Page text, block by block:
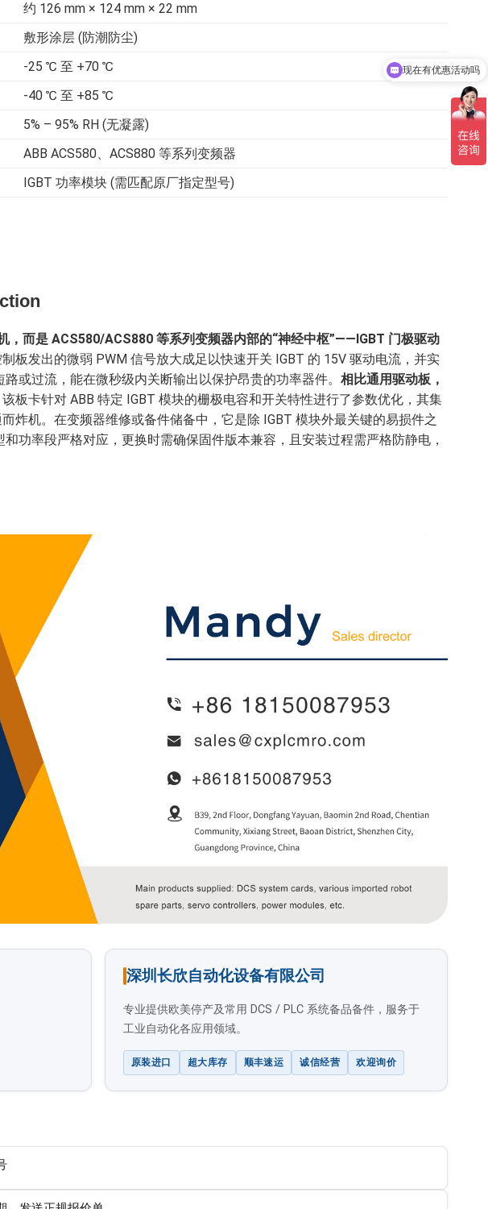
约 126 mm × 124 mm × 22 mm
敷形涂层 (防潮防尘)
-25 ℃ 至 +70 ℃
-40 ℃ 至 +85 ℃
5% – 95% RH (无凝露)
ABB ACS580、ACS880 等系列变频器
IGBT 功率模块 (需匹配原厂指定型号)
，而是 ACS580/ACS880 等系列变频器内部的“神经中枢”——IGBT 门极驱动
板发出的微弱 PWM 信号放大成足以快速开关 IGBT 的 15V 驱动电流，并实
或过流，能在微秒级内关断输出以保护昂贵的功率器件。 相比通用驱动板，
该板卡针对 ABB 特定 IGBT 模块的栅极电容和开关特性进行了参数优化，其集
炸机。在变频器维修或备件储备中，它是除 IGBT 模块外最关键的易损件之
功率段严格对应，更换时需确保固件版本兼容，且安装过程需严格防静电，
深圳长欣自动化设备有限公司
专业提供欧美停产及常用 DCS / PLC 系统备品备件，服务于
工业自动化各应用领域。
原装进口 超大库存 顺丰速运 诚信经营 欢迎询价
可以介绍下你们的产品么